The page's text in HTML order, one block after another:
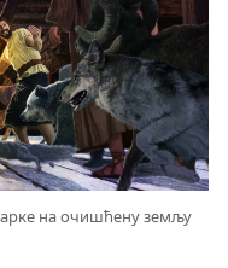
на очишћену земљу